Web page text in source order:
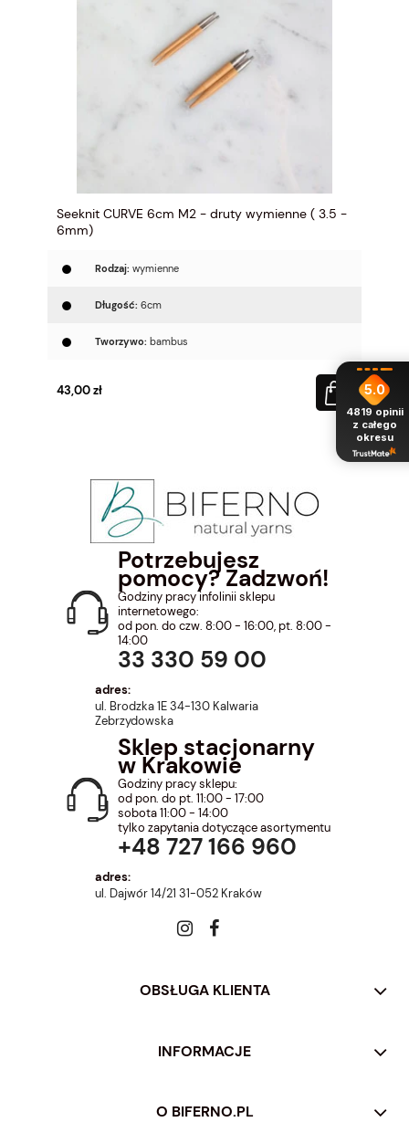
Seeknit CURVE 6cm M2 - druty wymienne ( 3.5 -
6mm)
Rodzaj: wymienne
Długość: 6cm
Tworzywo: bambus
43,00 zł
Potrzebujesz
pomocy? Zadzwoń!
Godziny pracy infolinii sklepu
internetowego:
od pon. do czw. 8:00 - 16:00, pt. 8:00 -
14:00
33 330 59 00
adres:
ul. Brodzka 1E 34-130 Kalwaria
Zebrzydowska
Sklep stacjonarny
w Krakowie
Godziny pracy sklepu:
od pon. do pt. 11:00 - 17:00
sobota 11:00 - 14:00
tylko zapytania dotyczące asortymentu
+48 727 166 960
adres:
ul. Dajwór 14/21 31-052 Kraków
OBSŁUGA KLIENTA
INFORMACJE
O BIFERNO.PL
5.0
4819 opinii
z całego
okresu